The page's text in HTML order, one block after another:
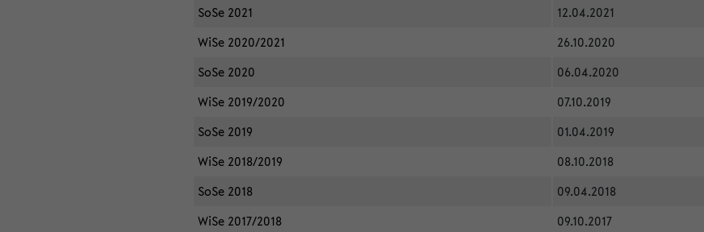
SoSe 2021
12.04.2021
WiSe 2020/2021
26.10.2020
SoSe 2020
06.04.2020
WiSe 2019/2020
07.10.2019
SoSe 2019
01.04.2019
WiSe 2018/2019
08.10.2018
SoSe 2018
09.04.2018
WiSe 2017/2018
09.10.2017